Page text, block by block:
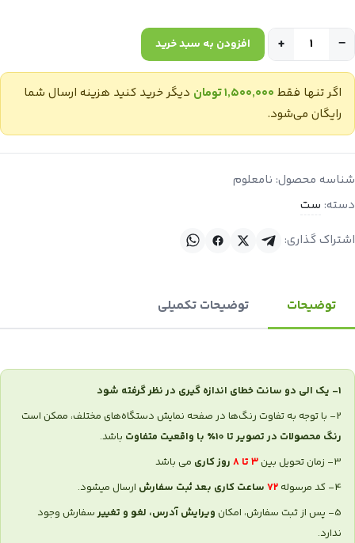
−
+ افزودن به سبد خرید
اگر تنها فقط ۱٬۵۰۰٬۰۰۰ تومان
دیگر خرید کنید هزینه ارسال شما
رایگان می‌شود.
شناسه محصول: نامعلوم
دسته: ست
اشتراک گذاری:
توضیحات توضیحات تکمیلی
1- یک الی دو سانت خطای اندازه گیری در نظر گرفته شود
2- با توجه به تفاوت رنگ‌ها در صفحه نمایش دستگاه‌های مختلف، ممکن است
رنگ محصولات در تصویر تا 10٪ با واقعیت
متفاوت باشد.
3- زمان تحویل بین
۳ تا ۸ روز کاری می باشد
4- کد مرسوله
۷۲ ساعت کاری بعد ثبت سفارش ارسال میشود.
5- پس از ثبت سفارش، امکان
ویرایش آدرس، لغو و تغییرسفارش وجود
ندارد.